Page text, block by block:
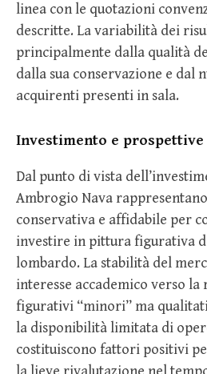
linea con le quotazioni
descritte. La variabilità dei
principalmente dalla qualità
dalla sua conservazione e dal
acquirenti presenti in sala.
Investimento e prospettive
Dal punto di vista
Ambrogio Nava
conservativa e affidabile per
investire in pittura figurativa
lombardo. La stabilità del
interesse accademico verso
figurativi “minori” ma
la disponibilità limitata di
costituiscono fattori positivi